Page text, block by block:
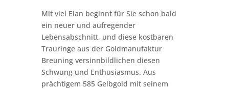
Mit viel Elan beginnt für Sie schon bald
ein neuer und aufregender
Lebensabschnitt, und diese kostbaren
Trauringe aus der Goldmanufaktur
Breuning versinnbildlichen diesen
Schwung und Enthusiasmus. Aus
prächtigem 585 Gelbgold mit seinem